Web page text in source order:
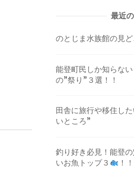
最近
のとじま水族館の見
能登町民しか知らな
の”祭り”３選！！
田舎に旅行や移住し
いところ”
釣り好き必見！能登
いお魚トップ３
！！